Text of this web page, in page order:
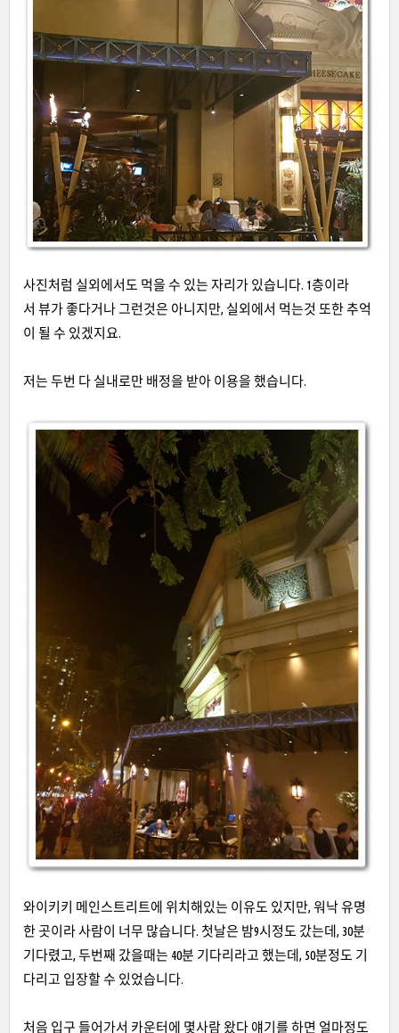
사진처럼 실외에서도 먹을 수 있는 자리가 있습니다. 1층이라
서 뷰가 좋다거나 그런것은 아니지만, 실외에서 먹는것 또한 추억
이 될 수 있겠지요.
저는 두번 다 실내로만 배정을 받아 이용을 했습니다.
와이키키 메인스트리트에 위치해있는 이유도 있지만, 워낙 유명
한 곳이라 사람이 너무 많습니다. 첫날은 밤9시정도 갔는데, 30분
기다렸고, 두번째 갔을때는 40분 기다리라고 했는데, 50분정도 기
다리고 입장할 수 있었습니다.
처음 입구 들어가서 카운터에 몇사람 왔다 얘기를 하면 얼마정도